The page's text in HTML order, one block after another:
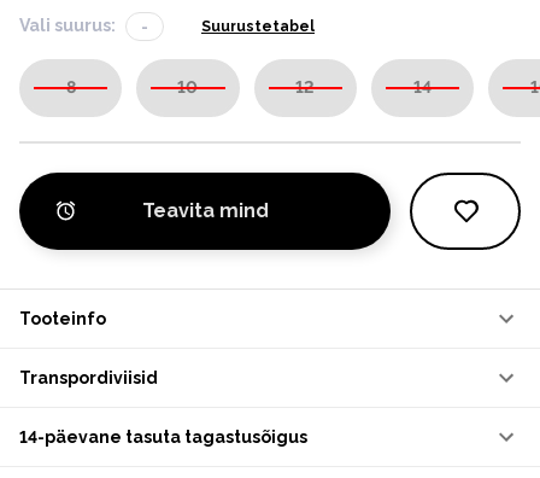
Vali suurus: - Suurustetabel
8 10 12 14
Teavita mind
Tooteinfo
Transpordiviisid
14-päevane tasuta tagastusõigus